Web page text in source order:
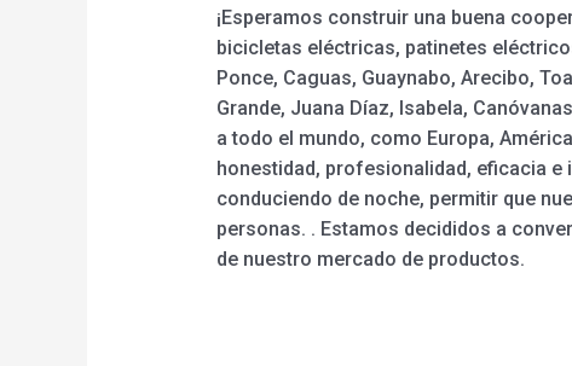
¡Esperamos construir una buena
bicicletas eléctricas, patinetes
Ponce, Caguas, Guaynabo, Arecibo,
Grande, Juana Díaz, Isabela,
a todo el mundo, como Europa,
honestidad, profesionalidad, eficacia
conduciendo de noche, permitir que
personas. . Estamos decididos a
de nuestro mercado de productos.